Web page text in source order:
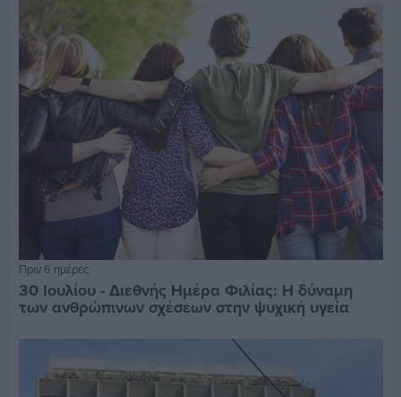
Πριν 6 ημέρες
30 Ιουλίου - Διεθνής Ημέρα Φιλίας: Η δύναμη
των ανθρώπινων σχέσεων στην ψυχική υγεία